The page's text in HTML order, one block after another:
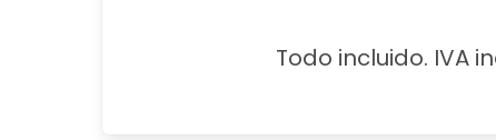
Todo incluido. IVA